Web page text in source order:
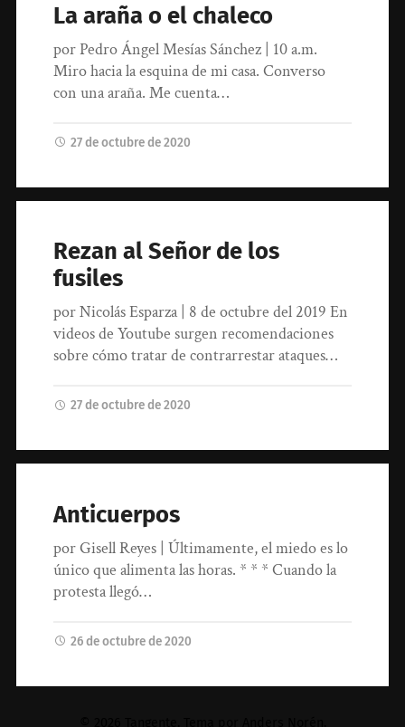
La araña o el chaleco
por Pedro Ángel Mesías Sánchez | 10 a.m.
Miro hacia la esquina de mi casa. Converso
con una araña. Me cuenta…
27 de octubre de 2020
Rezan al Señor de los
fusiles
por Nicolás Esparza | 8 de octubre del 2019 En
videos de Youtube surgen recomendaciones
sobre cómo tratar de contrarrestar ataques…
27 de octubre de 2020
Anticuerpos
por Gisell Reyes | Últimamente, el miedo es lo
único que alimenta las horas. * * * Cuando la
protesta llegó…
26 de octubre de 2020